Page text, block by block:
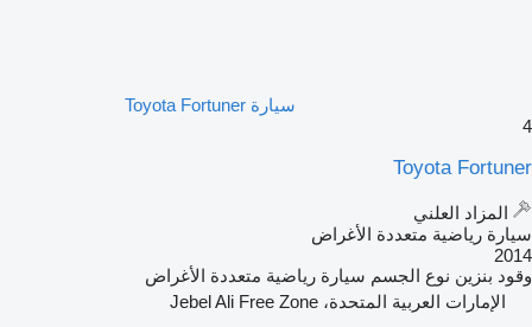
سيارة Toyota Fortuner
4
Toyota Fortuner
المزاد العلني
سيارة رياضية متعددة الأغراض
2014
وقود بنزين نوع الجسم سيارة رياضية متعددة الأغراض
الإمارات العربية المتحدة، Jebel Ali Free Zone